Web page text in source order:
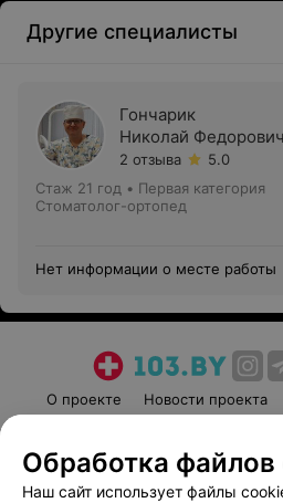
Другие специалисты
Гончарик
Николай Федорович
2 отзыва
5.0
Стаж 21 год • Первая категория
Стоматолог-ортопед
Нет информации о месте работы
О проекте Новости проекта
Пользовательское
Вакансии
Обработка
Наш сайт использует файлы